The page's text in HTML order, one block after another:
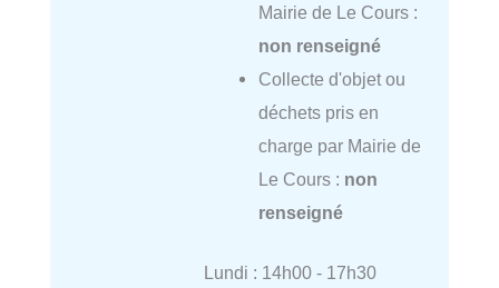
Mairie de Le Cours :
non renseigné
Collecte d'objet ou
déchets pris en
charge par Mairie de
Le Cours : non
renseigné
Lundi : 14h00 - 17h30